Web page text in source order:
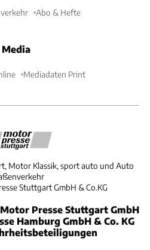
Abo & Hefte
Media
Mediadaten Print
Motor Klassik, sport auto und Auto
Stuttgart GmbH & Co.KG
Presse Stuttgart GmbH
Hamburg GmbH & Co. KG